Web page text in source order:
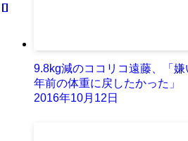
9.8kg減のココリコ遠藤、「
年前の体重に戻したかった」
2016年10月12日